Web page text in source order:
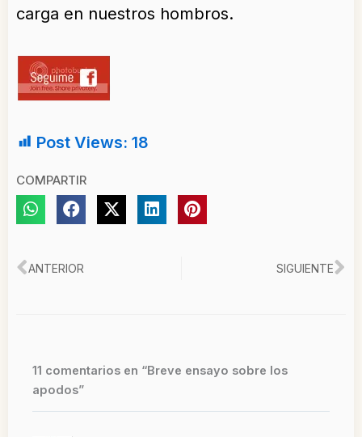
carga en nuestros hombros.
Post Views: 18
COMPARTIR
Ant
ANTERIOR SIGUIENTE
11 comentarios en “Breve ensayo sobre los
apodos”